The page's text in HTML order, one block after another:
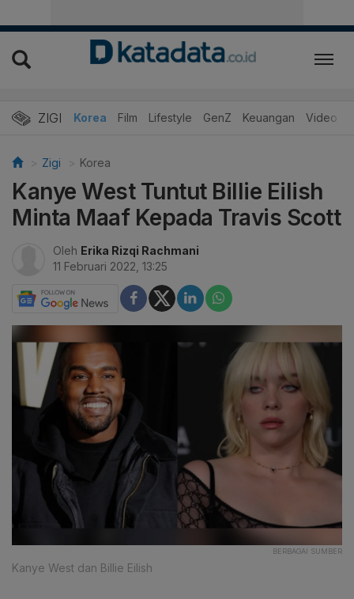
ZIGI
Hits Korea Film Lifestyle GenZ Keuangan Video
Zigi Korea
Kanye West Tuntut Billie Eilish
Minta Maaf Kepada Travis Scott
Oleh Erika Rizqi Rachmani
11 Februari 2022, 13:25
BERBAGAI SUMBER
Kanye West dan Billie Eilish